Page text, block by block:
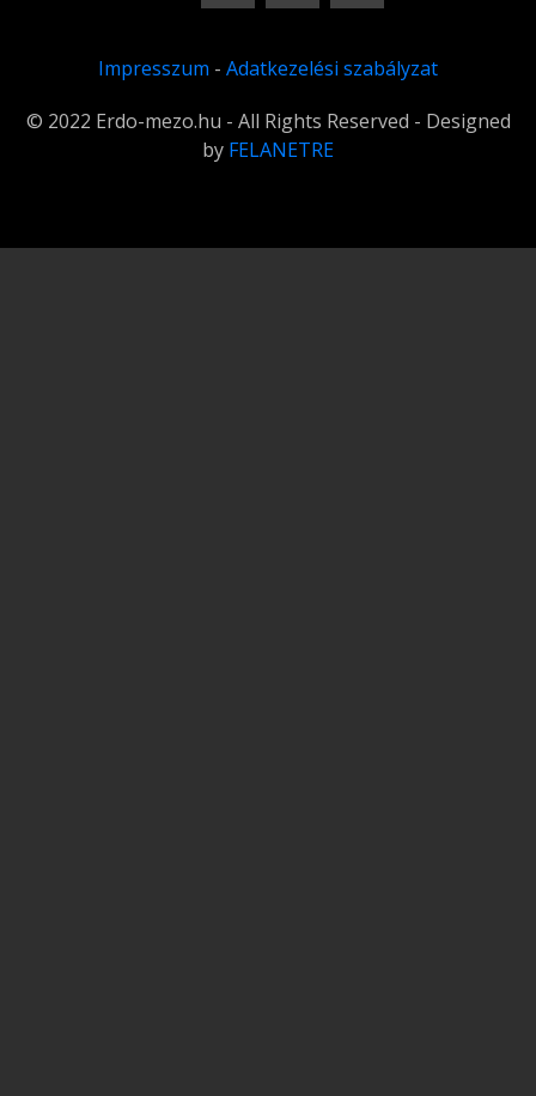
Impresszum - Adatkezelési szabályzat
© 2022 Erdo-mezo.hu - All Rights Reserved - Designed
by FELANETRE